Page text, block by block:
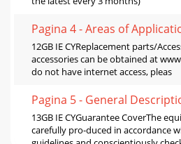
Pagina 4 - Areas of
12GB IE CYReplacement parts/
accessories can be obtained at
do not have internet access, pleas
Pagina 5 - General
13GB IE CYGuarantee CoverThe
carefully pro-duced in accordance